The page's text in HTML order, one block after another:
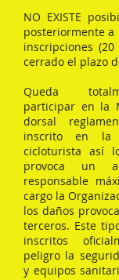
NO EXISTE
posteriormente
inscripciones
cerrado el plazo
Queda
participar en la
dorsal
inscrito en la
cicloturista así
provoca un
responsable
cargo la
los daños
terceros. Este
inscritos
peligro la
y equipos